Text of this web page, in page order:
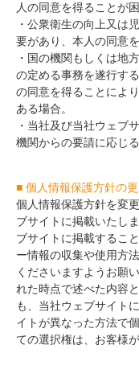
人の同意を得ることが
・公衆衛生の向上又は
要があり、本人の同意
・国の機関もしくは地
の定める事務を遂行す
の同意を得ることによ
ある場合。
・当社及び当社ウェブ
機関からの要請に応じ
■ 個人情報保護方針の
個人情報保護方針を変
ブサイトに掲載いたし
ブサイトに掲載するこ
ー情報の収集や使用方
くださいますようお願
れた時点で述べた内容
も、当社ウェブサイト
イトが異なった方法で
ての選択権は、お客様